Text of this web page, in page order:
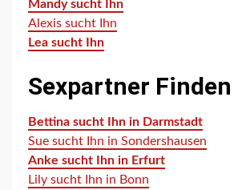
Mandy sucht Ihn
Alexis sucht Ihn
Lea sucht Ihn
Sexpartner Finden
Bettina sucht Ihn in Darmstadt
Sue sucht Ihn in Sondershausen
Anke sucht Ihn in Erfurt
Lily sucht Ihn in Bonn